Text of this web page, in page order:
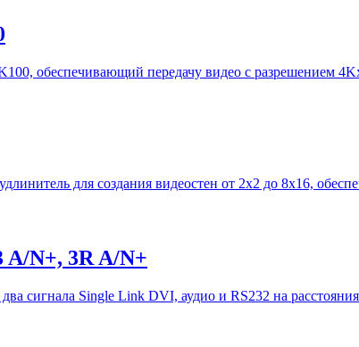
обеспечивающий передачу видео с разрешением
для создания видеостен от 2х2 до 8х16,
A/N+, 3R A/N+
сигнала Single Link DVI, аудио и RS232 на